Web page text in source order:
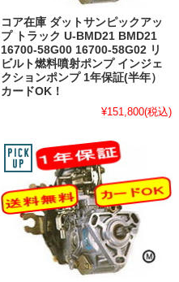
コア在庫 ダットサンピックアッ
プ トラック U-BMD21 BMD21
16700-58G00 16700-58G02 リ
ビルト燃料噴射ポンプ インジェ
クションポンプ 1年保証(半年）
カードOK！
¥151,800(税込)